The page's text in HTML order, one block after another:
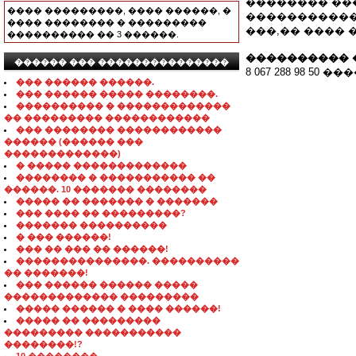
���� ���������, ���� ������, �
���� �������� � ���������
���������� �� 3 ������.
������ ��� ���������������
��� ������ ������.
��� ������ ����� ��������.
���������� � �������������
�� ��������� ������������
��� �������� ������������
������ (������ ���
�������������)
� ����� �������������
�������� � ����������� ��
������. 10 ������� ��������
����� �� ������� � �������
��� ���� �� ���������?
������� ����������
� ��� ������!
��� �� ��� �� ������!
���������������. ����������
�� �������!
��� ������ ������ �����
������������� ���������
����� ������ � ���� ������!
����� �� ���������
��������� �����������
��������!?
���,�� ����
����������
8 067 288 98